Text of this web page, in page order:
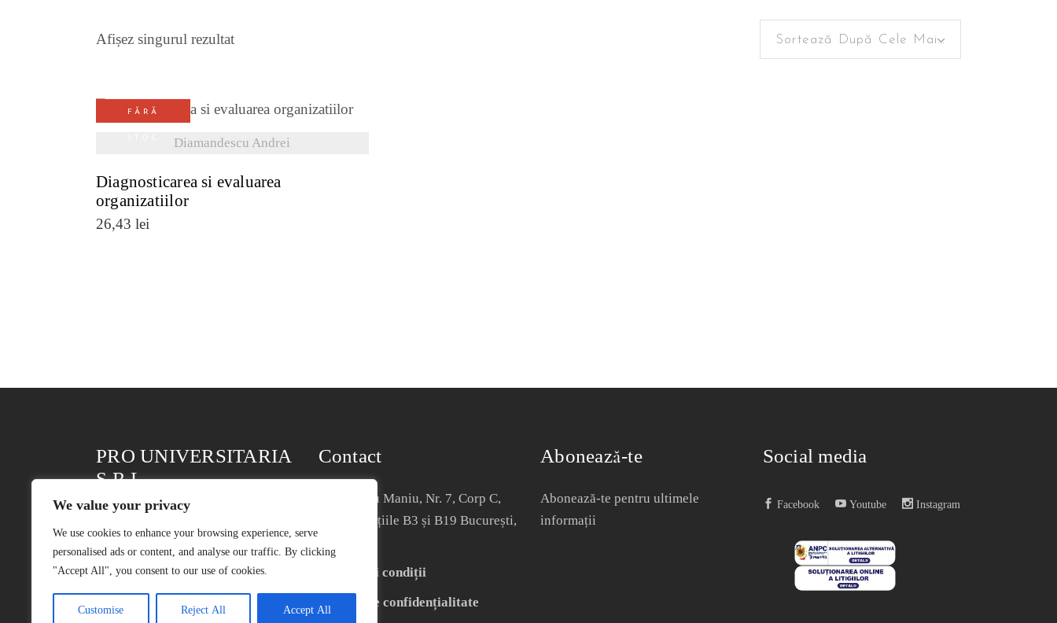
We value your privacy
We use cookies to enhance your browsing experience, serve
personalised ads or content, and analyse our traffic. By clicking
"Accept All", you consent to our use of cookies.
Customise Reject All Accept All
Afișez singurul rezultat Sortează După Cele Mai Recente
FĂRĂ
Diamandescu Andrei
VEZI DETALII
Diagnosticarea si evaluarea
organizatiilor
26,43 lei
PRO UNIVERSITARIA
S.R.L.
CIF: RO16097580
Condiții generale de vânzare
Contact
Bd-ul Iuliu Maniu, Nr. 7, Corp C,
Parter, Spațiile B3 și B19 București,
Termeni și condiții
Politică de confidențialitate
Abonează-te
Abonează-te pentru ultimele
informații
Social media
Facebook Youtube Instagram